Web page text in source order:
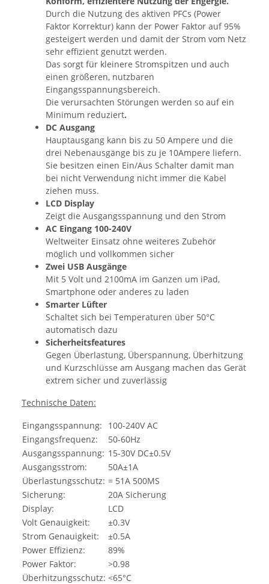
Durch die Nutzung des aktiven PFCs (Power
Faktor Korrektur) kann der Power Faktor auf 95%
gesteigert werden und damit der Strom vom Netz
sehr effizient genutzt werden.
Das sorgt für kleinere Stromspitzen und auch
einen größeren, nutzbaren
Eingangsspannungsbereich.
Die verursachten Störungen werden so auf ein
Minimum reduziert.
DC Ausgang
Hauptausgang kann bis zu 50 Ampere und die
drei Nebenausgänge bis zu je 10Ampere liefern.
Sie besitzen einen Ein/Aus Schalter damit man
bei nicht Verwendung nicht immer die Kabel
ziehen muss.
LCD Display
Zeigt die Ausgangsspannung und den Strom
AC Eingang 100-240V
Weltweiter Einsatz ohne weiteres Zubehör
möglich und vollkommen sicher
Zwei USB Ausgänge
Mit 5 Volt und 2100mA im Ganzen um iPad,
Smartphone oder anderes zu laden
Smarter Lüfter
Schaltet sich bei Temperaturen über 50°C
automatisch dazu
Sicherheitsfeatures
Gegen Überlastung, Überspannung, Überhitzung
und Kurzschlüsse am Ausgang machen das Gerät
extrem sicher und zuverlässig
Technische Daten:
Eingangsspannung:
100-240V AC
Eingangsfrequenz:
50-60Hz
Ausgangsspannung: 15-30V DC±0.5V
Ausgangsstrom:
50A±1A
Überlastungsschutz: = 51A 500MS
Sicherung:
20A Sicherung
Display:
LCD
Volt Genauigkeit:
±0.3V
Strom Genauigkeit:
±0.5A
Power Effizienz:
89%
Power Faktor:
>0.98
Überhitzungsschutz: <65°C